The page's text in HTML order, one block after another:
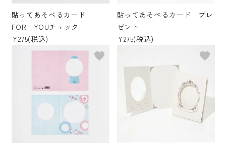
貼ってあそべるカード
FOR YOUチェック
¥275(税込)
貼ってあそべるカード プレ
ゼント
¥275(税込)
favorite favorite